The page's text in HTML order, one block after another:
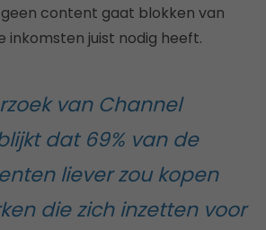
content gaat blokken van
inkomsten juist nodig heeft.
van Channel
dat 69% van de
liever zou kopen
die zich inzetten voor